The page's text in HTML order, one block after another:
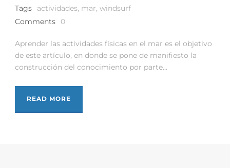
Tags
actividades, mar, windsurf
Comments
0
Aprender las actividades físicas en el mar es el objetivo
de este artículo, en donde se pone de manifiesto la
construcción del conocimiento por parte...
READ MORE